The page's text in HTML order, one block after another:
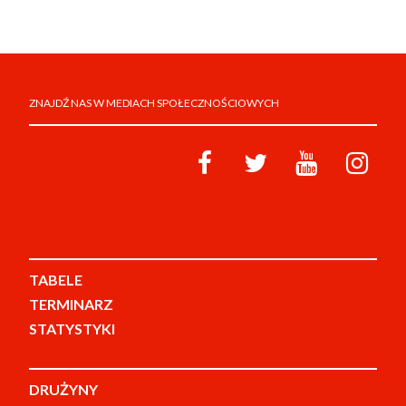
ZNAJDŹ NAS W MEDIACH SPOŁECZNOŚCIOWYCH
TABELE
TERMINARZ
STATYSTYKI
DRUŻYNY